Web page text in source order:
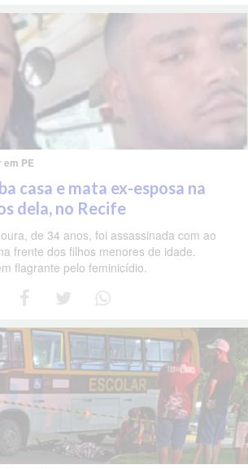
em PE
casa e mata ex-esposa na
dela, no Recife
de 34 anos, foi assassinada com ao
frente dos filhos menores de idade.
flagrante pelo feminicídio.